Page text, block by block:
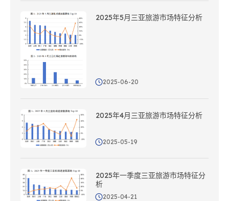
2025年5月三亚旅游市场特征分析
2025-06-20
2025年4月三亚旅游市场特征分析
2025-05-19
2025年一季度三亚旅游市场特征分
析
2025-04-21